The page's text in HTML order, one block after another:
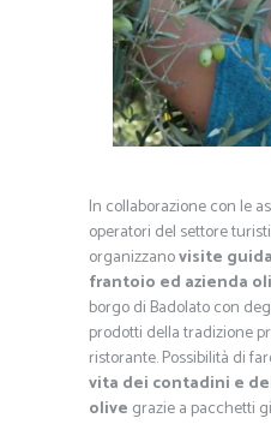
In collaborazione con le
operatori del settore
organizzanovisite
frantoio ed azienda
borgo di Badolato con
prodotti della tradizione
ristorante. Possibilità di
vita dei contadini e
olive grazie a pacchetti